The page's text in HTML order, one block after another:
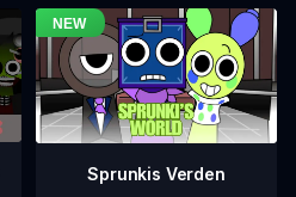
Sprunkis Verden